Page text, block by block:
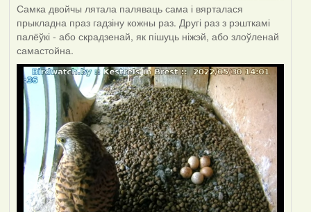
Самка двойчы лятала паляваць сама і вярталася
прыкладна праз гадзіну кожны раз. Другі раз з рэшткамі
палёўкі - або скрадзенай, як пішуць ніжэй, або злоўленай
самастойна.